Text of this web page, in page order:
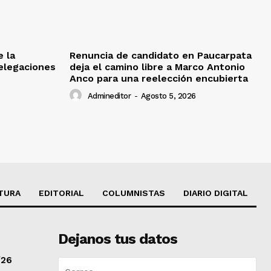
la
Renuncia de candidato en Paucarpata
deja el camino libre a Marco Antonio
Anco para una reelección encubierta
Admineditor - Agosto 5, 2026
EDITORIAL COLUMNISTAS DIARIO DIGITAL
Dejanos tus datos